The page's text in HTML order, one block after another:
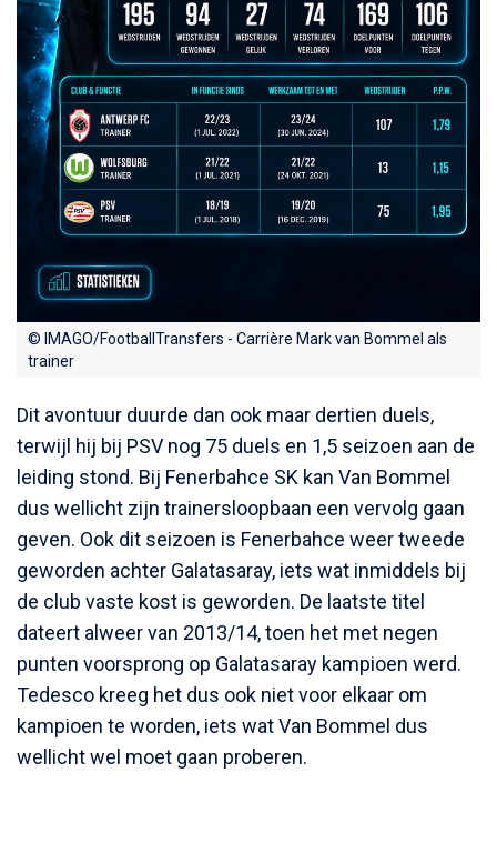
© IMAGO/FootballTransfers - Carrière Mark van Bommel als
trainer
Dit avontuur duurde dan ook maar dertien duels,
terwijl hij bij PSV nog 75 duels en 1,5 seizoen aan de
leiding stond. Bij Fenerbahce SK kan Van Bommel
dus wellicht zijn trainersloopbaan een vervolg gaan
geven. Ook dit seizoen is Fenerbahce weer tweede
geworden achter Galatasaray, iets wat inmiddels bij
de club vaste kost is geworden. De laatste titel
dateert alweer van 2013/14, toen het met negen
punten voorsprong op Galatasaray kampioen werd.
Tedesco kreeg het dus ook niet voor elkaar om
kampioen te worden, iets wat Van Bommel dus
wellicht wel moet gaan proberen.